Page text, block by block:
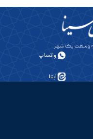
واتساپ
ایتا